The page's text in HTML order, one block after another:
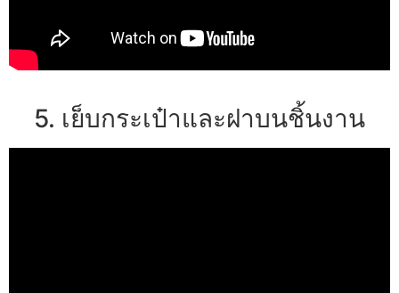
5. เย็บกระเป๋าและฝาบนชิ้นงาน